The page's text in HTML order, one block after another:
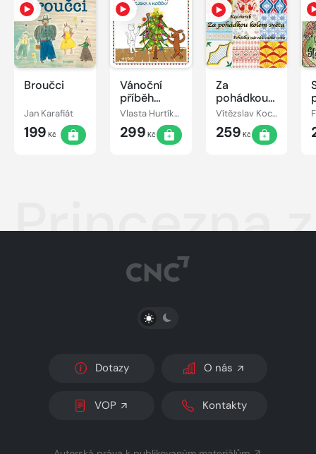
Broučci
Jan Karafiát
199 Kč
Vánoční
příběh
pejska a
kočičky
Vlasta Hurtíková
299 Kč
Za
pohádkou
kolem
světa
Vítězslav Kocourek
259 Kč
Princezna
PŘEPNOUT SVĚTLÝ/TMAVÝ REŽIM
Dotazy O nás
VOP Kontakty